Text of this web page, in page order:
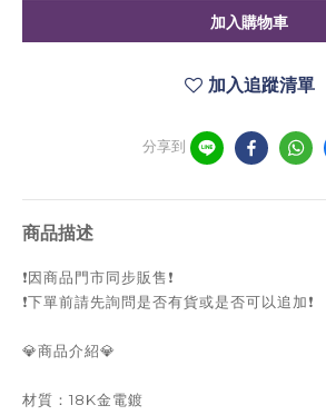
加入購物車
加入追蹤清單
分享到
商品描述
❗️因商品門市同步販售❗️
❗️下單前請先詢問是否有貨或是否可以追加❗️
💎商品介紹💎
材質：18K金電鍍